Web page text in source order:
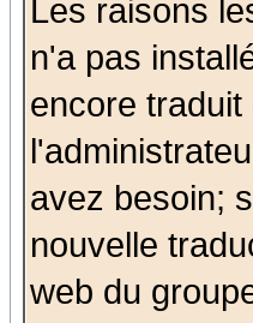
Les raisons
n'a pas
encore
avez besoin;
nouvelle
web du